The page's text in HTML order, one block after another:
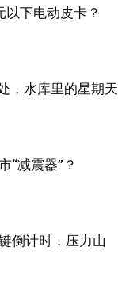
下电动皮卡？
，水库里的星期天
“减震器”？
倒计时，压力山